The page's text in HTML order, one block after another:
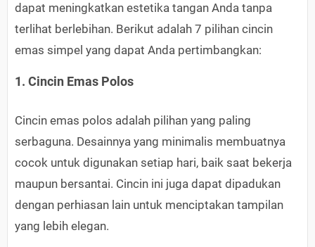
dapat meningkatkan estetika tangan Anda tanpa
terlihat berlebihan. Berikut adalah 7 pilihan cincin
emas simpel yang dapat Anda pertimbangkan:
1. Cincin Emas Polos
Cincin emas polos adalah pilihan yang paling
serbaguna. Desainnya yang minimalis membuatnya
cocok untuk digunakan setiap hari, baik saat bekerja
maupun bersantai. Cincin ini juga dapat dipadukan
dengan perhiasan lain untuk menciptakan tampilan
yang lebih elegan.